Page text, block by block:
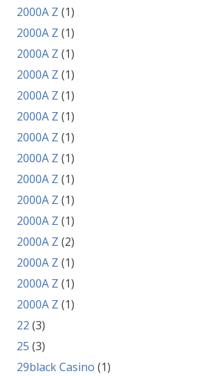
2000A Z (1)
2000A Z (1)
2000A Z (1)
2000A Z (1)
2000A Z (1)
2000A Z (1)
2000A Z (1)
2000A Z (1)
2000A Z (1)
2000A Z (1)
2000A Z (1)
2000A Z (2)
2000A Z (1)
2000A Z (1)
2000A Z (1)
22 (3)
25 (3)
29black Casino (1)